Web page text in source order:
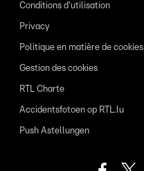
Conditions d'utilisation
Privacy
Politique en matière de cookies
Gestion des cookies
RTL Charte
Accidentsfotoen op RTL.lu
Push Astellungen